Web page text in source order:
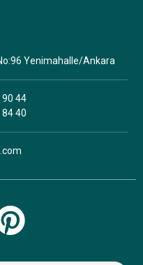
Yenimahalle/Ankara
44
40